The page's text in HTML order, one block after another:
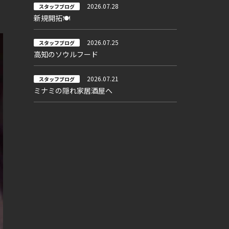
スタッフブログ 2026.07.28
新規開拓🍽
スタッフブログ 2026.07.25
高知のソウルフード
スタッフブログ 2026.07.21
ミナミの隠れ家居酒屋へ